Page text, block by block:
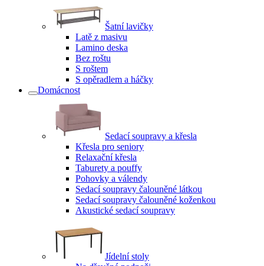
Šatní lavičky
Latě z masivu
Lamino deska
Bez roštu
S roštem
S opěradlem a háčky
Domácnost
Sedací soupravy a křesla
Křesla pro seniory
Relaxační křesla
Taburety a pouffy
Pohovky a válendy
Sedací soupravy čalouněné látkou
Sedací soupravy čalouněné koženkou
Akustické sedací soupravy
Jídelní stoly